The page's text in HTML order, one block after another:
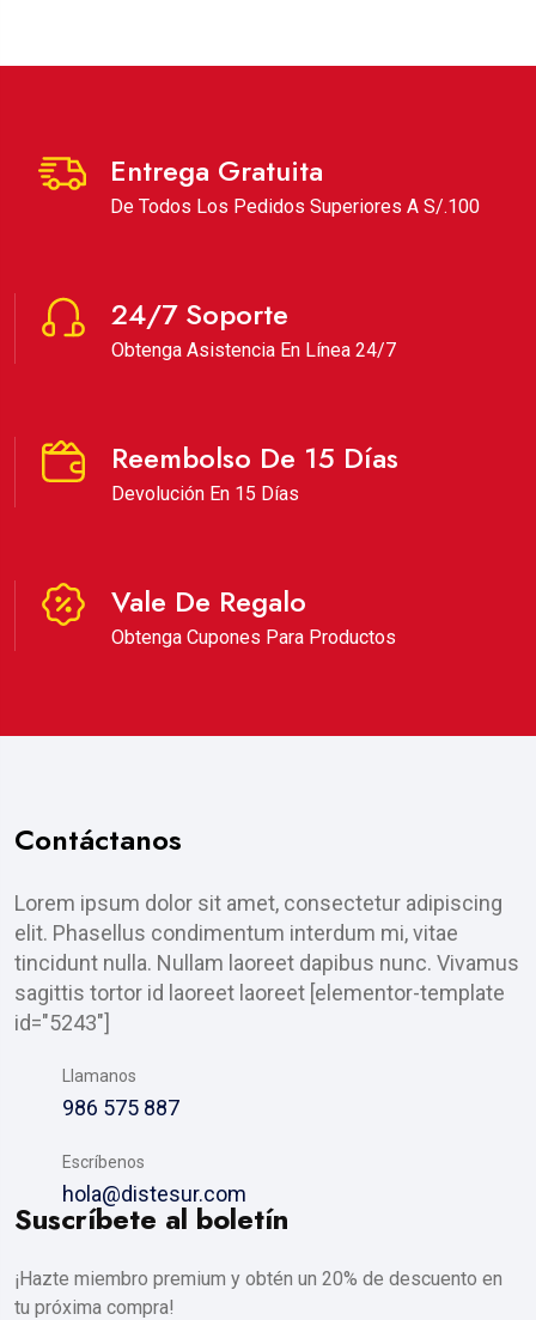
Entrega Gratuita
De Todos Los Pedidos Superiores A S/.100
24/7 Soporte
Obtenga Asistencia En Línea 24/7
Reembolso De 15 Días
Devolución En 15 Días
Vale De Regalo
Obtenga Cupones Para Productos
Contáctanos
Lorem ipsum dolor sit amet, consectetur adipiscing
elit. Phasellus condimentum interdum mi, vitae
tincidunt nulla. Nullam laoreet dapibus nunc. Vivamus
sagittis tortor id laoreet laoreet [elementor-template
id="5243"]
Llamanos
986 575 887
Escríbenos
hola@distesur.com
Suscríbete al boletín
¡Hazte miembro premium y obtén un 20% de descuento en
tu próxima compra!